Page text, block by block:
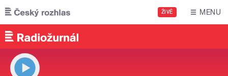
Přejít k hlavnímu obsahu
ŽIVĚ MENU